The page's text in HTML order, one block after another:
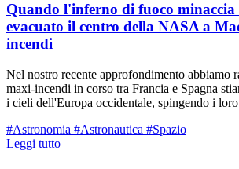
Quando l'inferno di fuoco minaccia
evacuato il centro della NASA a
incendi
Nel nostro recente approfondimento abbiamo
maxi-incendi in corso tra Francia e Spagna
i cieli dell'Europa occidentale, spingendo i
centinaia di migliaia di sfollati, il rogo
ha rischiato di spegnere letteralmente gli
#Astronomia #Astronautica #Spazio
Leggi tutto